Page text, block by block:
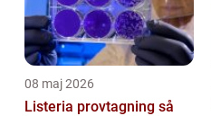
08 maj 2026
Listeria provtagning så